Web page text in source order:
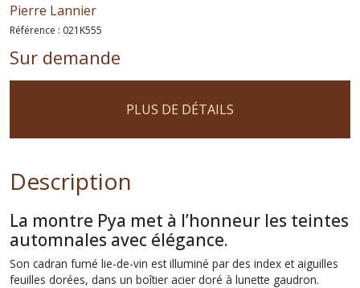
Pierre Lannier
Référence : 021K555
Sur demande
PLUS DE DÉTAILS
Description
La montre Pya met à l’honneur les teintes
automnales avec élégance.
Son cadran fumé lie-de-vin est illuminé par des index et aiguilles
feuilles dorées, dans un boîtier acier doré à lunette gaudron.